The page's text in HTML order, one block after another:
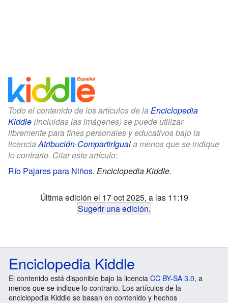
Todo el contenido de los artículos de la Enciclopedia
Kiddle (incluidas las imágenes) se puede utilizar
libremente para fines personales y educativos bajo la
licenciaAtribución-CompartirIguala menos que se indique
lo contrario. Citar este artículo:
Río Pajares para Niños. Enciclopedia Kiddle.
Última edición el 17 oct 2025, a las 11:19
Sugerir una edición.
Enciclopedia Kiddle
El contenido está disponible bajo la licencia CC BY-SA 3.0, a
menos que se indique lo contrario. Los artículos de la
enciclopedia Kiddle se basan en contenido y hechos